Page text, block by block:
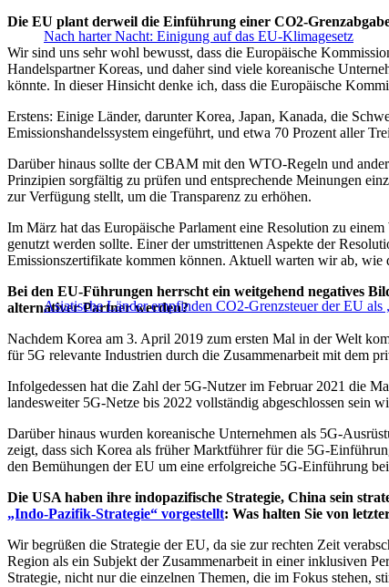
Nach harter Nacht: Einigung auf das EU-Klimagesetz
Die EU plant derweil die Einführung einer CO2-
Wir sind uns sehr wohl bewusst, dass die Europäische
Handelspartner Koreas, und daher sind viele koreanische
könnte. In dieser Hinsicht denke ich, dass die Europäische
Erstens: Einige Länder, darunter Korea, Japan, Kanada, die
Emissionshandelssystem eingeführt, und etwa 70 Prozent aller
Darüber hinaus sollte der CBAM mit den WTO-Regeln und
Prinzipien sorgfältig zu prüfen und entsprechende Meinungen
zur Verfügung stellt, um die Transparenz zu erhöhen.
Im März hat das Europäische Parlament eine Resolution zu
genutzt werden sollte. Einer der umstrittenen Aspekte der
Emissionszertifikate kommen können. Aktuell warten wir ab,
Asiatische Länder empfinden CO2-Grenzsteuer der EU als
Bei den EU-Führungen herrscht ein weitgehend negatives
alternativer Partner werden?
Nachdem Korea am 3. April 2019 zum ersten Mal in der Welt
für 5G relevante Industrien durch die Zusammenarbeit mit dem
Infolgedessen hat die Zahl der 5G-Nutzer im Februar 2021 die
landesweiter 5G-Netze bis 2022 vollständig abgeschlossen sein
Darüber hinaus wurden koreanische Unternehmen als 5G-
zeigt, dass sich Korea als früher Marktführer für die 5G-
den Bemühungen der EU um eine erfolgreiche 5G-Einführung
Die USA haben ihre indopazifische Strategie, China sein
„Indo-Pazifik-Strategie“ vorgestellt: Was halten Sie von
Wir begrüßen die Strategie der EU, da sie zur rechten Zeit
Region als ein Subjekt der Zusammenarbeit in einer inklusiven
Strategie, nicht nur die einzelnen Themen, die im Fokus stehen,